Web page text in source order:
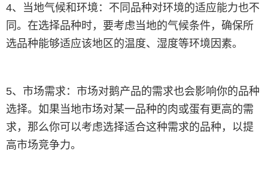
4、当地气候和环境：不同品种对环境的适应能力也不
同。在选择品种时，要考虑当地的气候条件，确保所
选品种能够适应该地区的温度、湿度等环境因素。
5、市场需求：市场对鹅产品的需求也会影响你的品种
选择。如果当地市场对某一品种的肉或蛋有更高的需
求，那么你可以考虑选择适合这种需求的品种，以提
高市场竞争力。